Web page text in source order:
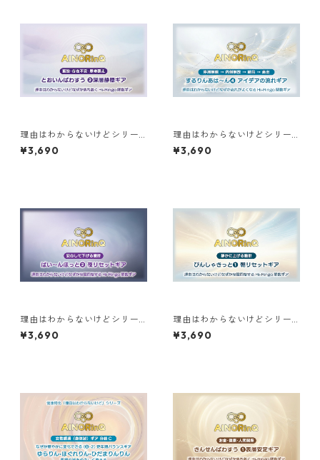
理由はわからないけどシリー
ズ【F】｜なぜか落ち着く とお
いんぱわすう❷深層静穏ギア
¥3,690
理由はわからないけどシリー
ズ【C】｜なぜか流れがよくな
る するりんあは〜ん❹アイデ
¥3,690
理由はわからないけどシリー
ズ【B】｜なぜか充電回復する
ぱい〜んほっと❷夜リセット
¥3,690
理由はわからないけどシリー
ズ【B】｜なぜか充電回復する
ぴんしゃきっと❶朝リセット
¥3,690